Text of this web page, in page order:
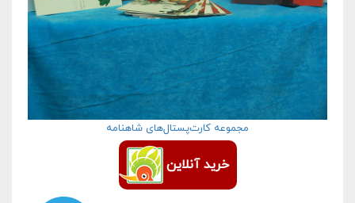
مجموعه کارت‌پستال‌های شاهنامه
خرید آنلاین